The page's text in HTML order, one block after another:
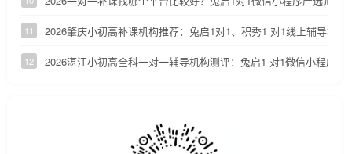
11 2026肇庆小初高补课机构推荐：兔启1对1、积秀1 对1线上辅导横向
12 2026湛江小初高全科一对一辅导机构测评：兔启1 对1微信小程序适